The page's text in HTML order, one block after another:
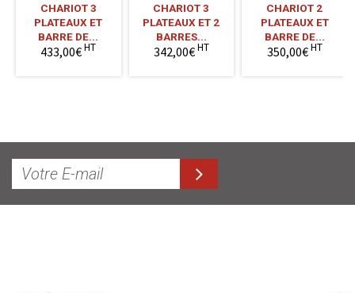
CHARIOT 3
PLATEAUX ET
BARRE DE...
433,00€HT
CHARIOT 3
PLATEAUX ET 2
BARRES...
342,00€HT
CHARIOT 2
PLATEAUX ET
BARRE DE...
350,00€HT